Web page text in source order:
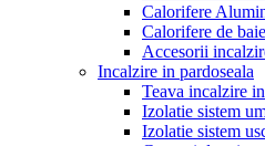
Calorifere
Calorifere de baie
Accesorii
Incalzire in pardoseala
Teava incalzire
Izolatie sistem
Izolatie sistem